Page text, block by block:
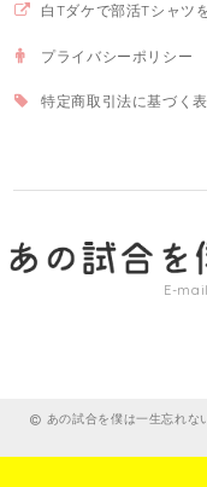
白Tダケで部活Tシャツ
プライバシーポリシー
特定商取引法に基づく
E-mail
あの試合を僕は一生忘れな